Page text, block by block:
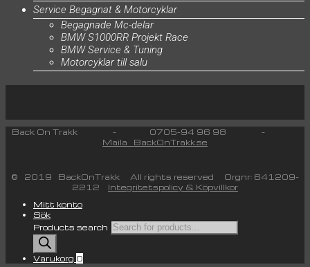
Service Begagnat & Motorcyklar
Begagnade Mc-delar
BMW S1000RR Projekt Race
BMW Service & Tuning
Motorcyklar till salu
Back On Trakk - 0705-94 96 98 -
Maila BackOnTrakk.se
© 2019 BackOnTrakk All rights reserved Orgnr: 641209-
2212 Integritetspolicy & Köpvillkor
Mitt konto
Sök
Products search
Varukorg 0